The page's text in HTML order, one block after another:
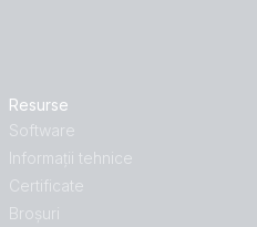
Resurse
Software
Informații tehnice
Certificate
Broșuri